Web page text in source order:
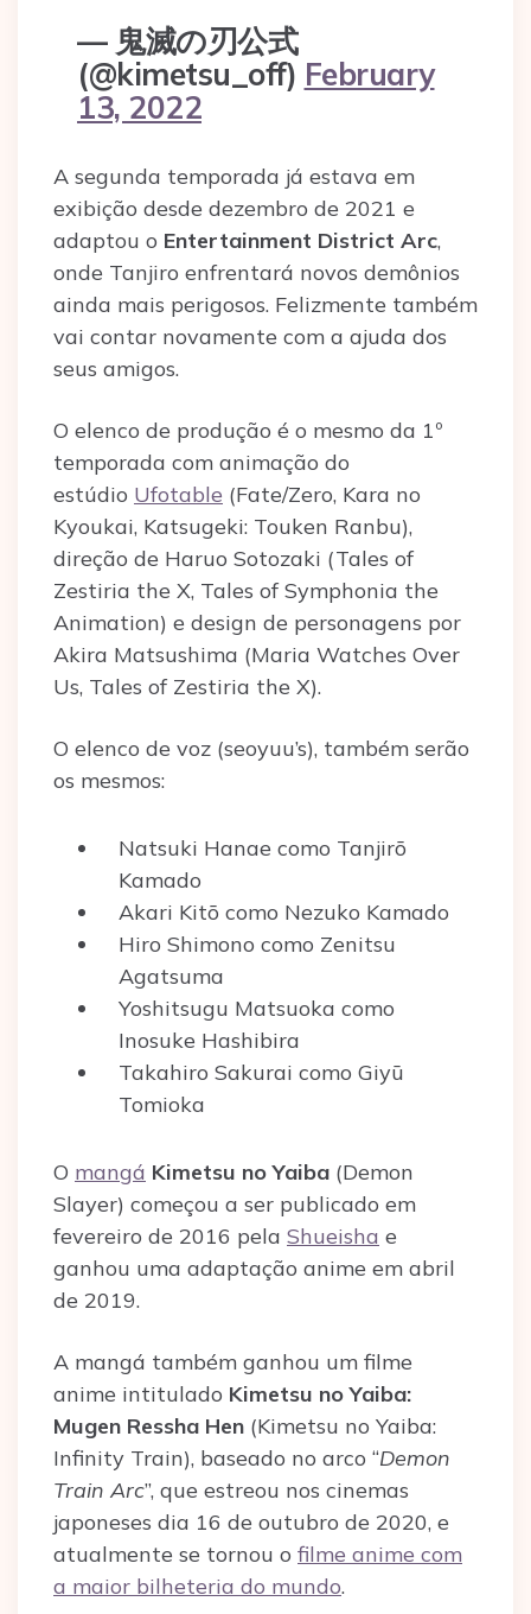
— 鬼滅の刃公式
(@kimetsu_off) February
13, 2022
A segunda temporada já estava em
exibição desde dezembro de 2021 e
adaptou o Entertainment District Arc,
onde Tanjiro enfrentará novos demônios
ainda mais perigosos. Felizmente também
vai contar novamente com a ajuda dos
seus amigos.
O elenco de produção é o mesmo da 1º
temporada com animação do
estúdio Ufotable (Fate/Zero, Kara no
Kyoukai, Katsugeki: Touken Ranbu),
direção de Haruo Sotozaki (Tales of
Zestiria the X, Tales of Symphonia the
Animation) e design de personagens por
Akira Matsushima (Maria Watches Over
Us, Tales of Zestiria the X).
O elenco de voz (seoyuu’s), também serão
os mesmos:
Natsuki Hanae como Tanjirō
Kamado
Akari Kitō como Nezuko Kamado
Hiro Shimono como Zenitsu
Agatsuma
Yoshitsugu Matsuoka como
Inosuke Hashibira
Takahiro Sakurai como Giyū
Tomioka
O mangá Kimetsu no Yaiba (Demon
Slayer) começou a ser publicado em
fevereiro de 2016 pela Shueisha e
ganhou uma adaptação anime em abril
de 2019.
A mangá também ganhou um filme
anime intitulado Kimetsu no Yaiba:
Mugen Ressha Hen (Kimetsu no Yaiba:
Infinity Train), baseado no arco “Demon
Train Arc”, que estreou nos cinemas
japoneses dia 16 de outubro de 2020, e
atualmente se tornou o filme anime com
a maior bilheteria do mundo.